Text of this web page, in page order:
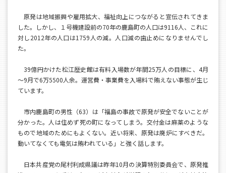
原発は地域振興や雇用拡大、福祉向上につながると宣伝されてきま
した。しかし、１号機建設前の70年の鹿島町の人口は9116人、これに
対し2012年の人口は1759人の減。人口減の歯止めになりませんでし
た。
39億円かけた松江歴史館は有料入場数が年間25万人の目標に、4月
～9月で6万5500人余。運営費・事業費を入場料で賄えない事態が生じ
ています。
市内鹿島町の男性（63）は「福島の事故で原発が安全でないことが
分かった。人は住めず死の町になってしまう。交付金は麻薬のような
もので地域のためにもよくない。近い将来、原発は廃炉にすべきだ。
動いてなくても電気は賄われている」と強く話します。
日本共産党の尾村利成県議は昨年10月の決算特別委員会で、原発推